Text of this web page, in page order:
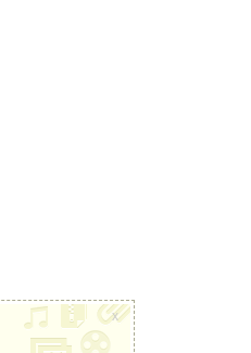
x